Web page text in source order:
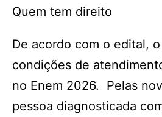
Quem tem direito
De acordo com o edital,
condições de
no Enem 2026. Pelas
pessoa diagnosticada